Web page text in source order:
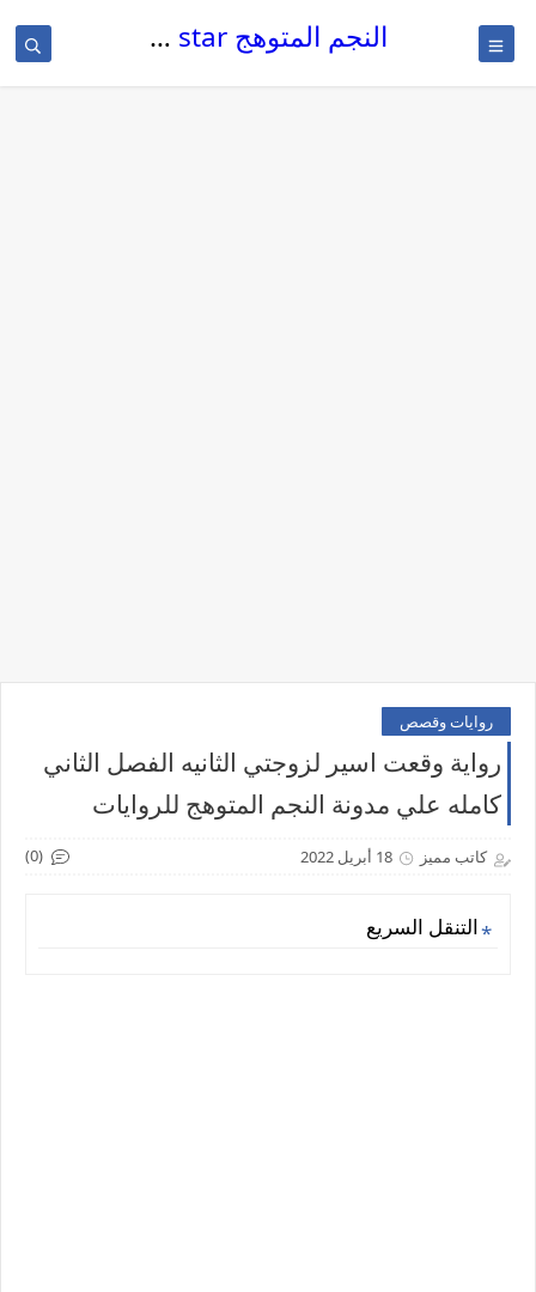
النجم المتوهج The glowing star
روايات وقصص
رواية وقعت اسير لزوجتي الثانيه الفصل الثاني
كامله علي مدونة النجم المتوهج للروايات
كاتب مميز 18 أبريل 2022 (0)
التنقل السريع